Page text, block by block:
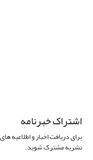
اشتراک خبرنامه
برای دریافت اخبار و اطلاعیه
نشریه مشترک شوید.